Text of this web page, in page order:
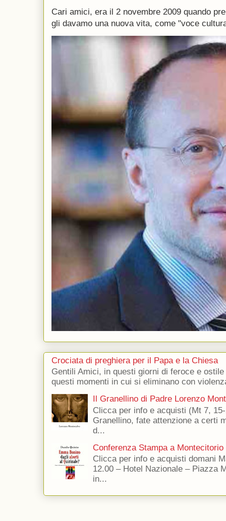
Cari amici, era il 2 novembre 2009 quando
gli davamo una nuova vita, come "voce
Crociata di preghiera per il Papa e la Chiesa
Gentili Amici, in questi giorni di feroce e
questi momenti in cui si eliminano con
Il Granellino di Padre Lorenzo
Clicca per info e acquisti (Mt 7,
Granellino, fate attenzione a certi
d...
Conferenza Stampa a Montecitorio
Clicca per info e acquisti domani
12.00 – Hotel Nazionale – Piazza
in...